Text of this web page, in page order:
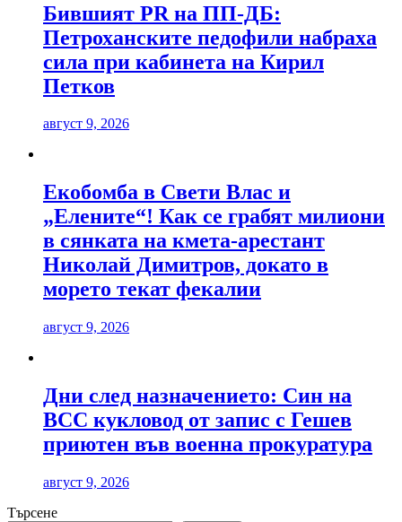
Бившият PR на ПП-ДБ:
Петроханските педофили набраха
сила при кабинета на Кирил
Петков
август 9, 2026
Екобомба в Свети Влас и
„Елените“! Как се грабят милиони
в сянката на кмета-арестант
Николай Димитров, докато в
морето текат фекалии
август 9, 2026
Дни след назначението: Син на
ВСС кукловод от запис с Гешев
приютен във военна прокуратура
август 9, 2026
Търсене